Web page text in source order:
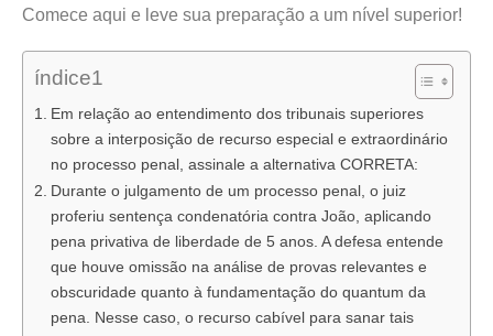
Comece aqui e leve sua preparação a um nível superior!
índice1
Em relação ao entendimento dos tribunais superiores
sobre a interposição de recurso especial e extraordinário
no processo penal, assinale a alternativa CORRETA:
Durante o julgamento de um processo penal, o juiz
proferiu sentença condenatória contra João, aplicando
pena privativa de liberdade de 5 anos. A defesa entende
que houve omissão na análise de provas relevantes e
obscuridade quanto à fundamentação do quantum da
pena. Nesse caso, o recurso cabível para sanar tais